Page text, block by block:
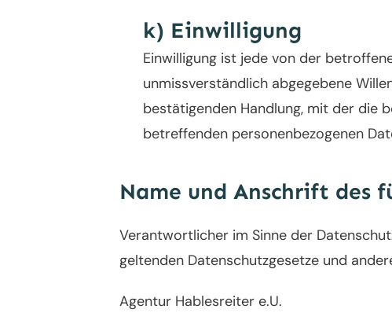
k) Einwilligung
Einwilligung ist jede von der
unmissverständlich abgegebene
bestätigenden Handlung, mit der die
betreffenden personenbezogenen
Name und Anschrift des
Verantwortlicher im Sinne der
geltenden Datenschutzgesetze und
Agentur Hablesreiter e.U.